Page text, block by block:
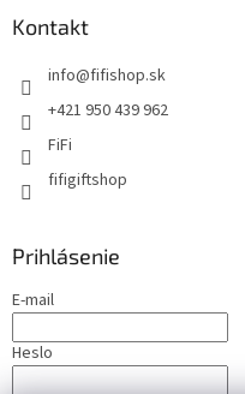
Kontakt
info@fifishop.sk
+421 950 439 962
FiFi
fifigiftshop
Prihlásenie
E-mail
Heslo